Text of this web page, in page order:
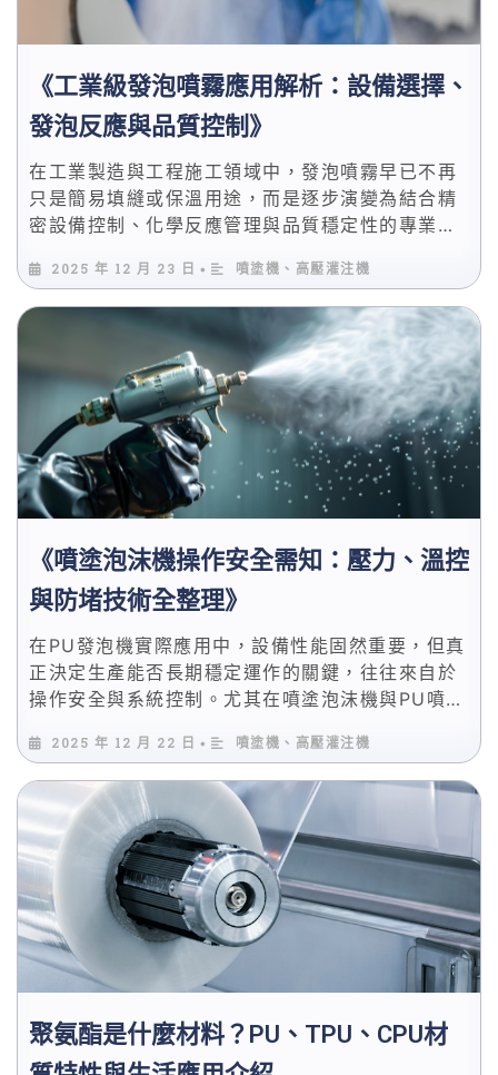
《工業級發泡噴霧應用解析：設備選擇、
發泡反應與品質控制》
在工業製造與工程施工領域中，發泡噴霧早已不再
只是簡易填縫或保溫用途，而是逐步演變為結合精
密設備控制、化學反應管理與品質穩定性的專業製
橫跨建材、冷鏈、設備防護與工業結構補強等多個
產業。 與一般市售單劑型產品不同，工業級聚氨酯
發泡噴霧通常仰賴雙液或多液型噴塗設備，透過精
準的比例、壓力與溫控設定，即時完成混合、反應
與成型，確保最終結構具備穩定的物理與化學性
能。 應用於噴塗發泡保溫，提升隔熱與氣密效果
搭配PU噴塗發泡，強化結構填充與支撐性 結合聚
脲噴塗，兼顧防水與耐候需求
2025 年 12 月 23 日 • 噴塗機、高壓灌注機
《噴塗泡沫機操作安全需知：壓力、溫控
與防堵技術全整理》
在PU發泡機實際應用中，設備性能固然重要，但真
正決定生產能否長期穩定運作的關鍵，往往來自於
操作安全與系統控制。尤其在噴塗泡沫機與PU噴塗
行，任何一個環節失控，都可能造成品質異常甚至
安全風險。 本篇將以工程實務角度，系統性整理噴
塗泡沫機操作安全中最常被忽略、卻最關鍵的三大
核心議題：壓力控制、溫度管理與防堵技術，協助
專業使用者在提升產能的同時，也能有效降低設備
風險。 避免因壓力異常導致噴頭回彈與混合失衡
降低溫控不穩造成反應過快或未完全發泡 透過防堵
設計減少停機清洗與耗材損耗
2025 年 12 月 22 日 • 噴塗機、高壓灌注機
聚氨酯是什麼材料？PU、TPU、CPU材